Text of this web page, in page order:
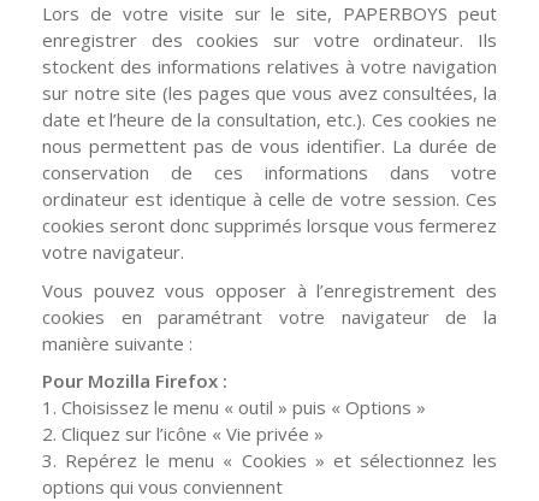
Lors de votre visite sur le site, PAPERBOYS peut
enregistrer des cookies sur votre ordinateur. Ils
stockent des informations relatives à votre navigation
sur notre site (les pages que vous avez consultées, la
date et l’heure de la consultation, etc.). Ces cookies ne
nous permettent pas de vous identifier. La durée de
conservation de ces informations dans votre
ordinateur est identique à celle de votre session. Ces
cookies seront donc supprimés lorsque vous fermerez
votre navigateur.
Vous pouvez vous opposer à l’enregistrement des
cookies en paramétrant votre navigateur de la
manière suivante :
Pour Mozilla Firefox :
1. Choisissez le menu « outil » puis « Options »
2. Cliquez sur l’icône « Vie privée »
3. Repérez le menu « Cookies » et sélectionnez les
options qui vous conviennent